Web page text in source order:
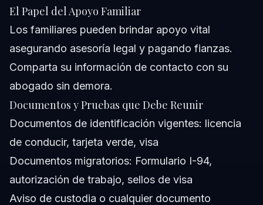
El Papel del Apoyo Familiar
Los familiares pueden brindar apoyo vital
asegurando asesoría legal y pagando fianzas.
Comparta su información de contacto con su
abogado sin demora.
Documentos y Pruebas que Debe Reunir
Documentos de identificación vigentes: licencia
de conducir, tarjeta verde, visa
Documentos migratorios: Formulario I-94,
autorización de trabajo, sellos de visa
Aviso de custodia o cualquier documento